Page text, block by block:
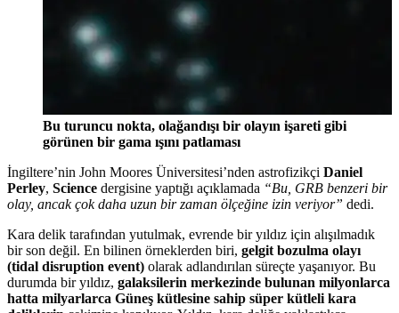
Bu turuncu nokta, olağandışı bir olayın işareti gibi
görünen bir gama ışını patlaması
İngiltere’nin John Moores Üniversitesi’nden astrofizikçi Daniel
Perley, Science dergisine yaptığı açıklamada “Bu, GRB benzeri bir
olay, ancak çok daha uzun bir zaman ölçeğine izin veriyor” dedi.
Kara delik tarafından yutulmak, evrende bir yıldız için alışılmadık
bir son değil. En bilinen örneklerden biri, gelgit bozulma olayı
(tidal disruption event) olarak adlandırılan süreçte yaşanıyor. Bu
durumda bir yıldız, galaksilerin merkezinde bulunan milyonlarca
hatta milyarlarca Güneş kütlesine sahip süper kütleli kara